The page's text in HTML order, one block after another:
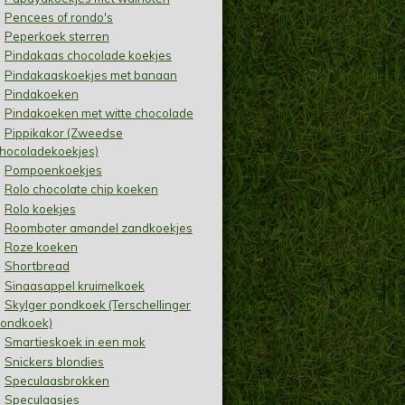
Pencees of rondo's
Peperkoek sterren
Pindakaas chocolade koekjes
Pindakaaskoekjes met banaan
Pindakoeken
Pindakoeken met witte chocolade
Pippikakor (Zweedse
Pompoenkoekjes
Rolo chocolate chip koeken
Rolo koekjes
Roomboter amandel zandkoekjes
Roze koeken
Shortbread
Sinaasappel kruimelkoek
Skylger pondkoek (Terschellinger
Smartieskoek in een mok
Snickers blondies
Speculaasbrokken
Speculaasjes